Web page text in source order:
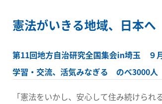
憲法がいきる地域、日本へ
第11回地方自治研究全国集会in埼玉 ９
学習・交流、活気みなぎる のべ3000人
「憲法をいかし、安心して住み続けら